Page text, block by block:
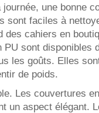
une bonne
sont faciles à
cahiers en
sont disponibles
les goûts. Elles
de poids.
Les couvertures
un aspect élégant.